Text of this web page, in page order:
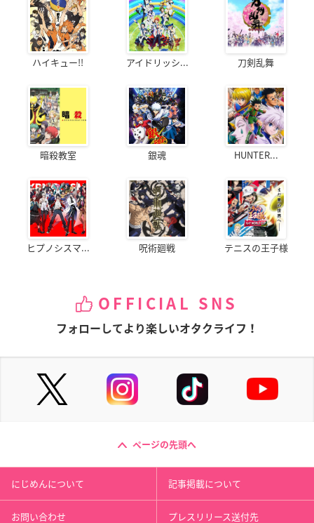
ハイキュー!! アイドリッシ... 刀剣乱舞
暗殺教室 銀魂 HUNTER...
ヒプノシスマ... 呪術廻戦 テニスの王子様
OFFICIAL SNS
フォローしてより楽しいオタクライフ！
ページの先頭へ
にじめんについて 記事掲載について
お問い合わせ プレスリリース送付先